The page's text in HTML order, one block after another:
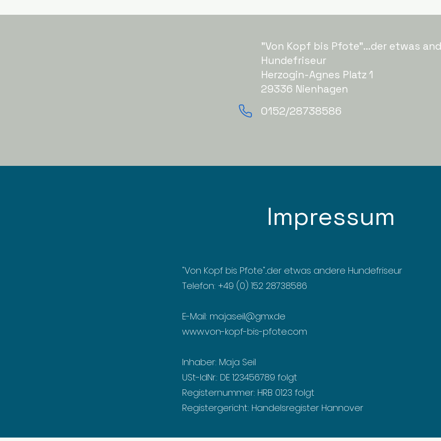
"Von Kopf bis Pfote"...der etwas
Hundefriseur
Herzogin-Agnes Platz 1
29336 Nienhagen
0152/28738586
Impressum
"Von Kopf bis Pfote"...der etwas andere Hundefriseur
Telefon: +49 (0) 152 28738586
E-Mail: majaseil@gmx.de
www.von-kopf-bis-pfote.com
Inhaber: Maja Seil
USt-IdNr.: DE 123456789 folgt
Registernummer: HRB 0123 folgt
Registergericht: Handelsregister Hannover